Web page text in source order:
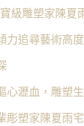
級雕塑家陳夏
力追尋藝術高
心瀝血，雕塑
彫塑家陳夏雨